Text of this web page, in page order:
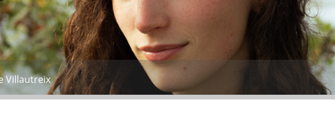
Villautreix